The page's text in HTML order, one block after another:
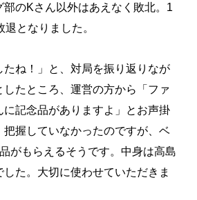
部のKさん以外はあえなく敗北。1
となりました。
たね！」と、対局を振り返りなが
したところ、運営の方から「ファ
に記念品がありますよ」とお声掛
把握していなかったのですが、ベ
がもらえるそうです。中身は高島
た。大切に使わせていただきま